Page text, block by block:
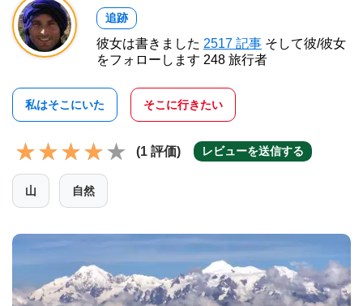
追跡
彼女は書きました 2517 記事 そして彼/彼女
をフォローします 248 旅行者
私はそこにいた そこに行きたい
(1 評価) レビューを送信する
山 自然